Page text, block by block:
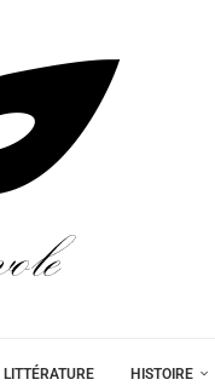
LITTÉRATURE HISTOIRE